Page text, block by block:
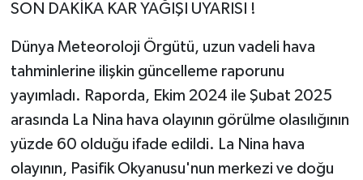
SON DAKİKA KAR YAĞIŞI UYARISI !
Dünya Meteoroloji Örgütü, uzun vadeli hava
tahminlerine ilişkin güncelleme raporunu
yayımladı. Raporda, Ekim 2024 ile Şubat 2025
arasında La Nina hava olayının görülme olasılığının
yüzde 60 olduğu ifade edildi. La Nina hava
olayının, Pasifik Okyanusu'nun merkezi ve doğu